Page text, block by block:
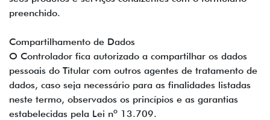
preenchido.
Compartilhamento de Dados
O Controlador fica autorizado a compartilhar os dados
pessoais do Titular com outros agentes de tratamento de
dados, caso seja necessário para as finalidades listadas
neste termo, observados os princípios e as garantias
estabelecidas pela Lei nº 13.709.